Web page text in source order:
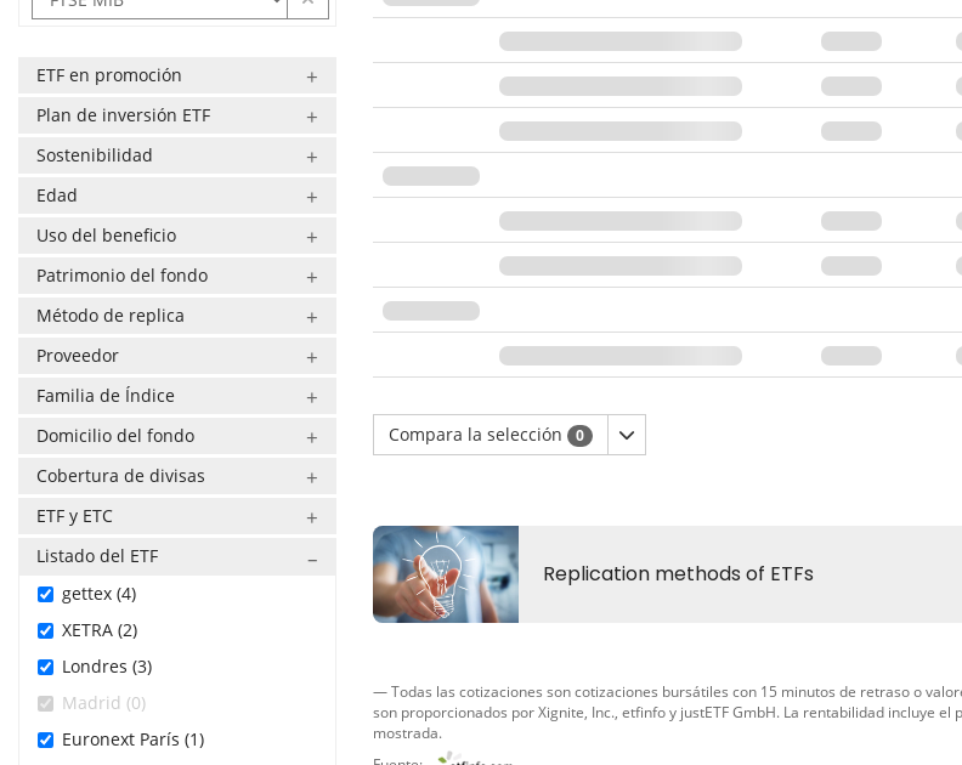
ETF en promoción
Plan de inversión ETF
Sostenibilidad
Edad
Uso del beneficio
Patrimonio del fondo
Método de replica
Proveedor
Familia de Índice
Domicilio del fondo
Cobertura de divisas
ETF y ETC
Listado del ETF
gettex (4)
XETRA (2)
Londres (3)
Madrid (0)
Euronext París (1)
Compara la selección 0
— Todas las cotizaciones son cotizaciones bursátiles con 15 minutos de retraso o
son proporcionados porXignite, Inc. etfinfoy justETF GmbH. La rentabilidad incluye el
mostrada.